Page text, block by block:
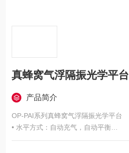
真蜂窝气浮隔振光学平台
产品简介
OP-PAI系列真蜂窝气浮隔振光学平台
• 水平方式：自动充气，自动平衡
• 固有频率：1～1.5Hz